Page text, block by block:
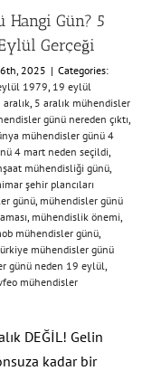
Hangi Gün? 5
Gerçeği
2025 | Categories:
1979 19 eylül
aralık 5 aralık mühendisler
günü nereden çıktı
mühendisler günü 4
4 mart neden seçildi
mühendisliği günü
şehir plancıları
günü mühendisler günü
mühendislik önemi
mühendisler günü
mühendisler günü
günü neden 19 eylül
mühendisler
DEĞİL! Gelin
kadar bir